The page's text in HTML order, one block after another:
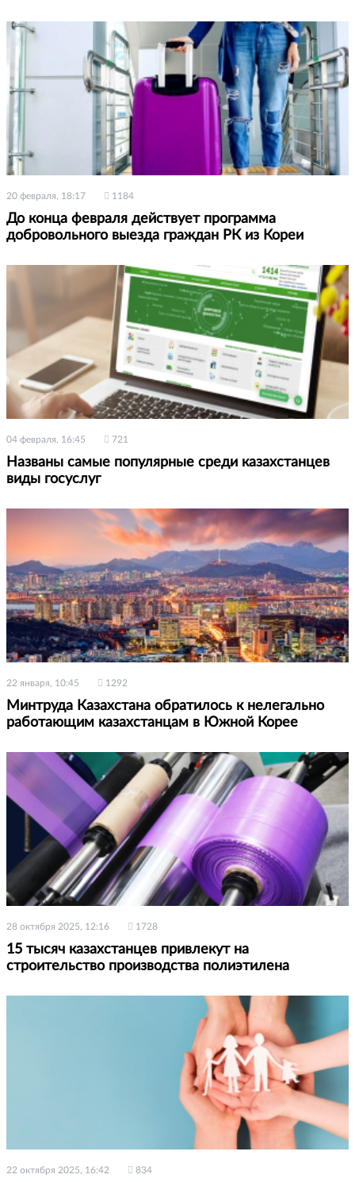
20 февраля, 18:17 1184
До конца февраля действует программа
добровольного выезда граждан РК из Кореи
04 февраля, 16:45 721
Названы самые популярные среди казахстанцев
виды госуслуг
22 января, 10:45 1292
Минтруда Казахстана обратилось к нелегально
работающим казахстанцам в Южной Корее
28 октября 2025, 12:16 1728
15 тысяч казахстанцев привлекут на
строительство производства полиэтилена
22 октября 2025, 16:42 834